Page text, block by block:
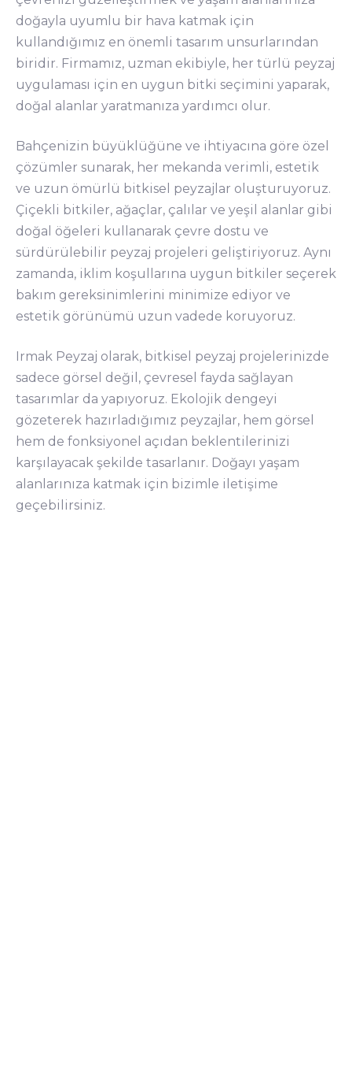
doğayla uyumlu bir hava katmak için
kullandığımız en önemli tasarım unsurlarından
biridir. Firmamız, uzman ekibiyle, her türlü peyzaj
uygulaması için en uygun bitki seçimini yaparak,
doğal alanlar yaratmanıza yardımcı olur.
Bahçenizin büyüklüğüne ve ihtiyacına göre özel
çözümler sunarak, her mekanda verimli, estetik
ve uzun ömürlü bitkisel peyzajlar oluşturuyoruz.
Çiçekli bitkiler, ağaçlar, çalılar ve yeşil alanlar gibi
doğal öğeleri kullanarak çevre dostu ve
sürdürülebilir peyzaj projeleri geliştiriyoruz. Aynı
zamanda, iklim koşullarına uygun bitkiler seçerek
bakım gereksinimlerini minimize ediyor ve
estetik görünümü uzun vadede koruyoruz.
Irmak Peyzaj olarak, bitkisel peyzaj projelerinizde
sadece görsel değil, çevresel fayda sağlayan
tasarımlar da yapıyoruz. Ekolojik dengeyi
gözeterek hazırladığımız peyzajlar, hem görsel
hem de fonksiyonel açıdan beklentilerinizi
karşılayacak şekilde tasarlanır. Doğayı yaşam
alanlarınıza katmak için bizimle iletişime
geçebilirsiniz.